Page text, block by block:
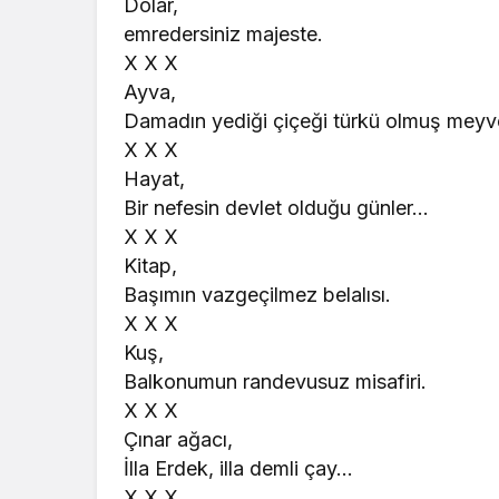
Dolar,
emredersiniz majeste.
X X X
Ayva,
Damadın yediği çiçeği türkü olmuş
X X X
Hayat,
Bir nefesin devlet olduğu günler…
X X X
Kitap,
Başımın vazgeçilmez belalısı.
X X X
Kuş,
Balkonumun randevusuz misafiri.
X X X
Çınar ağacı,
İlla Erdek, illa demli çay…